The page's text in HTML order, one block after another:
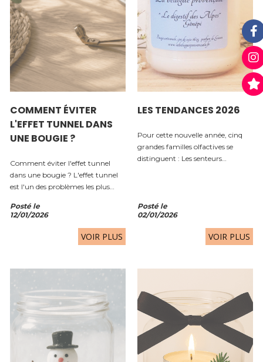
COMMENT ÉVITER
L'EFFET TUNNEL DANS
UNE BOUGIE ?
Comment éviter l'effet tunnel
dans une bougie ? L'effet tunnel
est l'un des problèmes les plus
parfumées. Il se produit lorsque
seule une petite partie de la cire
fond autour de la mèche,
Posté le
12/01/2026
VOIR PLUS
LES TENDANCES 2026
Pour cette nouvelle année, cinq
grandes familles olfactives se
distinguent : Les senteurs
accords fruités naturels et...
Posté le
02/01/2026
VOIR PLUS